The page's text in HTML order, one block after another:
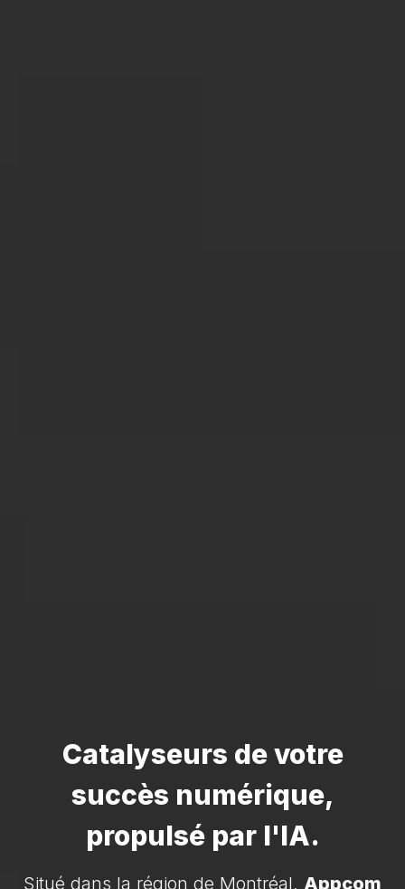
Catalyseurs de votre
succès numérique,
propulsé par l'IA.
Situé dans la région de Montréal, Appcom